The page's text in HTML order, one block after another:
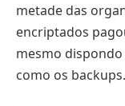
metade das
encriptados
mesmo
como os backups.